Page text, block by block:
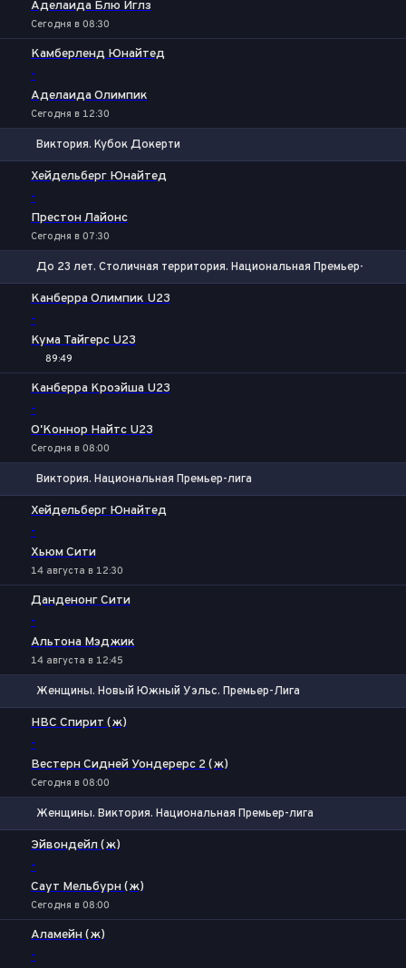
Аделаида Блю Иглз
Сегодня в 08:30
Камберленд Юнайтед
-
Аделаида Олимпик
Сегодня в 12:30
Виктория. Кубок Докерти
Хейдельберг Юнайтед
-
Престон Лайонс
Сегодня в 07:30
До 23 лет. Столичная территория. Национальная Премьер-лига
Канберра Олимпик U23
-
Кума Тайгерс U23
89:49
Канберра Кроэйша U23
-
О'Коннор Найтс U23
Сегодня в 08:00
Виктория. Национальная Премьер-лига
Хейдельберг Юнайтед
-
Хьюм Сити
14 августа в 12:30
Данденонг Сити
-
Альтона Мэджик
14 августа в 12:45
Женщины. Новый Южный Уэльс. Премьер-Лига
НВС Спирит (ж)
-
Вестерн Сидней Уондерерс 2 (ж)
Сегодня в 08:00
Женщины. Виктория. Национальная Премьер-лига
Эйвондейл (ж)
-
Саут Мельбурн (ж)
Сегодня в 08:00
Аламейн (ж)
-